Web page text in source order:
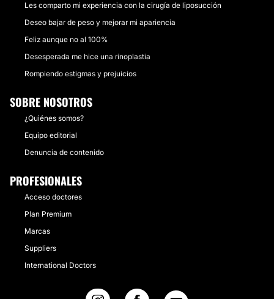
Les comparto mi experiencia con la cirugía de liposucción
Deseo bajar de peso y mejorar mi apariencia
Feliz aunque no al 100%
Desesperada me hice una rinoplastia
Rompiendo estigmas y prejuicios
SOBRE NOSOTROS
¿Quiénes somos?
Equipo editorial
Denuncia de contenido
PROFESIONALES
Acceso doctores
Plan Premium
Marcas
Suppliers
International Doctors